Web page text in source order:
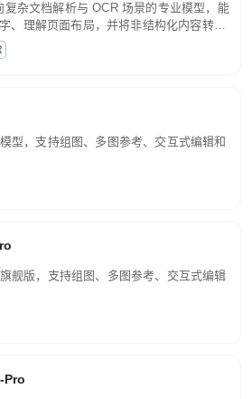
复杂文档解析与 OCR 场景的专业模型，能
、理解页面布局，并将非结构化内容转换
理的结构化结果。
型，支持组图、多图参考、交互式编辑和
舰版，支持组图、多图参考、交互式编辑
Pro